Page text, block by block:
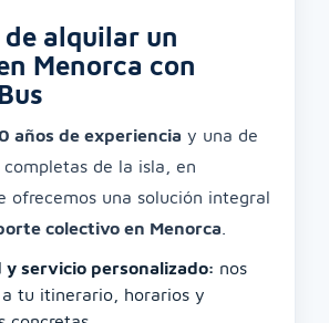
alquilar un
Menorca con
años de experiencia y una de
de la isla, en
ofrecemos una solución integral
colectivo en Menorca
y servicio personalizado: nos
tu itinerario, horarios y